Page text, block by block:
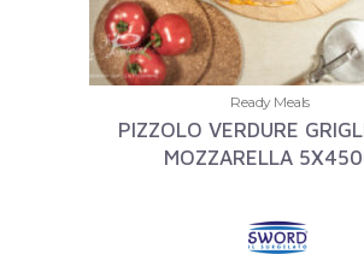
Ready Meals
PIZZOLO VERDURE
MOZZARELLA